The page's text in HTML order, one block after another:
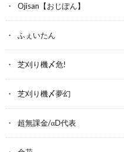
Ojisan【おじぽん】
ふぇいたん
芝刈り機〆危!
芝刈り機〆夢幻
超無課金/αD代表